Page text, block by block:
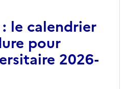
le calendrier
pour
2026-